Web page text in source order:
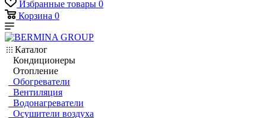
Избранные товары 0
Корзина 0
Каталог
Кондиционеры
Отопление
Обогреватели
Вентиляция
Водонагреватели
Осушители воздуха